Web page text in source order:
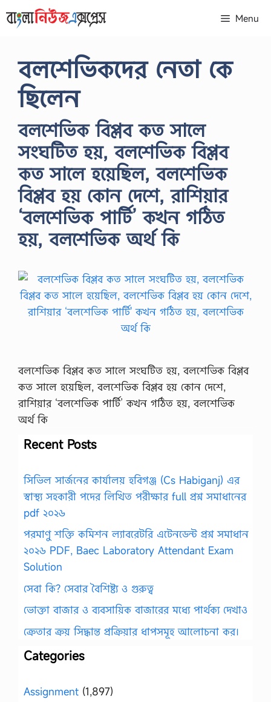
to
Menu
বলশেভিকদের নেতা কে
ছিলেন
বলশেভিক বিপ্লব কত সালে
সংঘটিত হয়, বলশেভিক বিপ্লব
কত সালে হয়েছিল, বলশেভিক
বিপ্লব হয় কোন দেশে, রাশিয়ার
‘বলশেভিক পার্টি’ কখন গঠিত
হয়, বলশেভিক অর্থ কি
বলশেভিক বিপ্লব কত সালে সংঘটিত হয়, বলশেভিক বিপ্লব
কত সালে হয়েছিল, বলশেভিক বিপ্লব হয় কোন দেশে,
রাশিয়ার ‘বলশেভিক পার্টি’ কখন গঠিত হয়, বলশেভিক
অর্থ কি
Recent Posts
সিভিল সার্জনের কার্যালয় হবিগঞ্জ (Cs Habiganj) এর
স্বাস্থ্য সহকারী পদের লিখিত পরীক্ষার full প্রশ্ন সমাধানের
pdf ২০২৬
পরমাণু শক্তি কমিশন ল্যাবরেটরি এটেনডেন্ট প্রশ্ন সমাধান
২০২৬ PDF, Baec Laboratory Attendant Exam
Solution
সেবা কি? সেবার বৈশিষ্ট্য ও গুরুত্ব
ভোক্তা বাজার ও ব্যবসায়িক বাজারের মধ্যে পার্থক্য দেখাও
ক্রেতার ক্রয় সিদ্ধান্ত প্রক্রিয়ার ধাপসমূহ আলোচনা কর।
Categories
Assignment (1,897)